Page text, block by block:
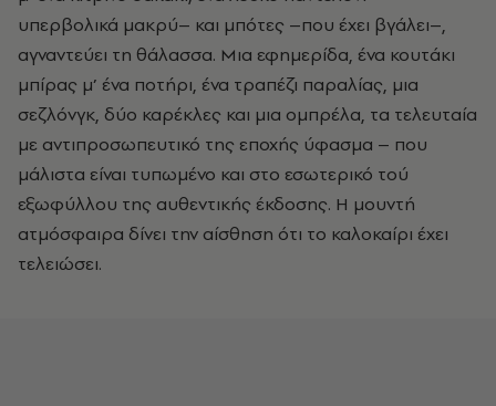
υπερβολικά μακρύ– και μπότες –που έχει βγάλει–,
αγναντεύει τη θάλασσα. Μια εφημερίδα, ένα κουτάκι
μπίρας μ’ ένα ποτήρι, ένα τραπέζι παραλίας, μια
σεζλόνγκ, δύο καρέκλες και μια ομπρέλα, τα τελευταία
με αντιπροσωπευτικό της εποχής ύφασμα – που
μάλιστα είναι τυπωμένο και στο εσωτερικό τού
εξωφύλλου της αυθεντικής έκδοσης. Η μουντή
ατμόσφαιρα δίνει την αίσθηση ότι το καλοκαίρι έχει
τελειώσει.